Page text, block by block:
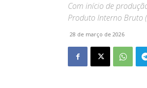
Com início de
Produto Interno Bruto
28 de março de 2026